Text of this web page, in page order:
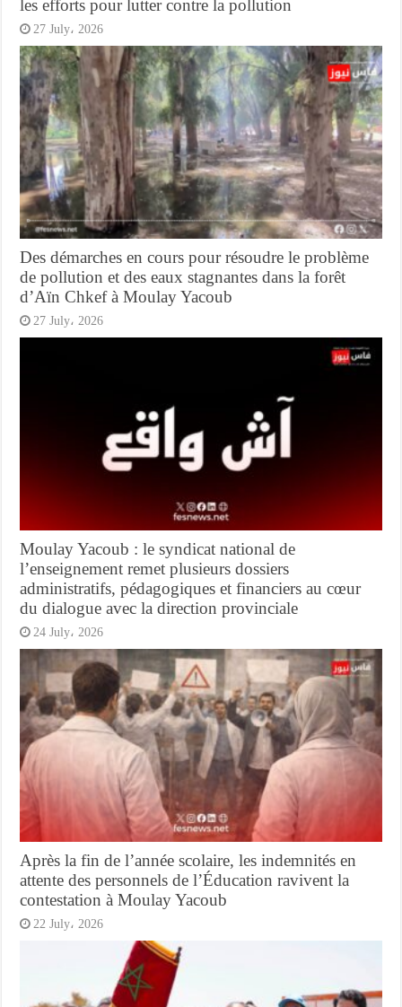
les efforts pour lutter contre la pollution
27 July، 2026
Des démarches en cours pour résoudre le problème
de pollution et des eaux stagnantes dans la forêt
d’Aïn Chkef à Moulay Yacoub
27 July، 2026
Moulay Yacoub : le syndicat national de
l’enseignement remet plusieurs dossiers
administratifs, pédagogiques et financiers au cœur
du dialogue avec la direction provinciale
24 July، 2026
Après la fin de l’année scolaire, les indemnités en
attente des personnels de l’Éducation ravivent la
contestation à Moulay Yacoub
22 July، 2026